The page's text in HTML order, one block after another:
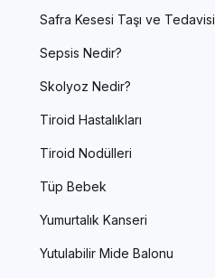
Safra Kesesi Taşı ve Tedavisi
Sepsis Nedir?
Skolyoz Nedir?
Tiroid Hastalıkları
Tiroid Nodülleri
Tüp Bebek
Yumurtalık Kanseri
Yutulabilir Mide Balonu